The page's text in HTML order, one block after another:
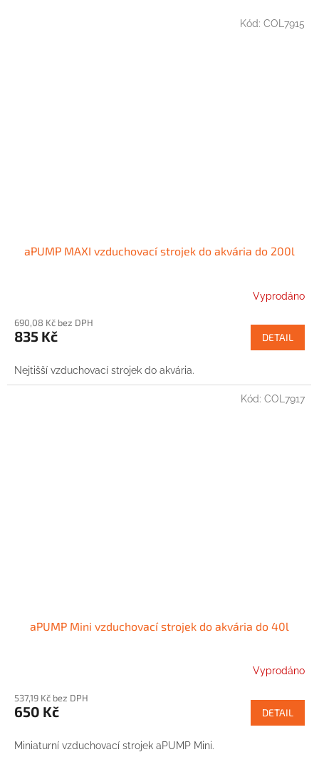
aPUMP MAXI vzduchovací strojek do akvária do 200l
Vyprodáno
690,08 Kč bez DPH
835 Kč DETAIL
Nejtišší vzduchovací strojek do akvária.
Kód: COL7915
aPUMP Mini vzduchovací strojek do akvária do 40l
Vyprodáno
537,19 Kč bez DPH
650 Kč DETAIL
Miniaturní vzduchovací strojek aPUMP Mini.
Kód: COL7917